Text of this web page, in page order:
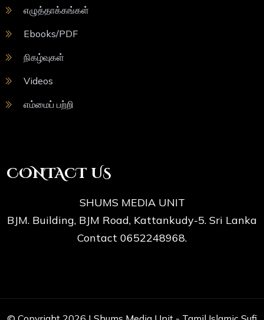
எழுத்தாக்கங்கள்
Ebooks/PDF
நிகழ்வுகள்
Videos
எம்மைப் பற்றி
CONTACT US
SHUMS MEDIA UNIT
BJM. Building, BJM Road, Kattankudy-5. Sri Lanka
Contact 0652248968.